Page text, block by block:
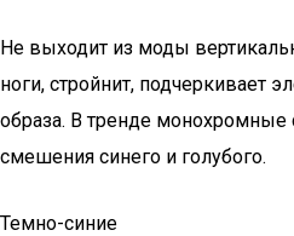
Не выходит из моды
ноги, стройнит, подчеркивает
образа. В тренде монохромные
смешения синего и голубого.
Темно-синие